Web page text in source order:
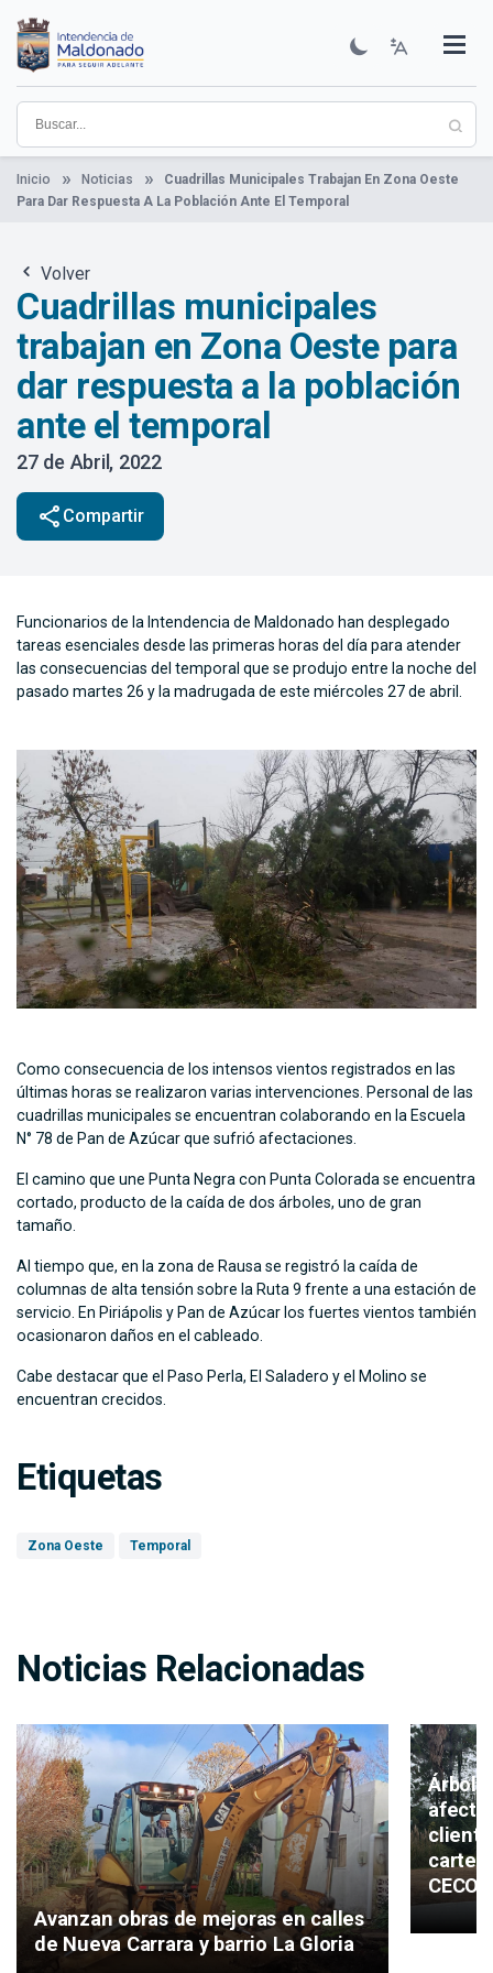
contenido
principal
Institucional
Municipios
Descubre Maldonado
Comunicación
Servicios
Guía De Trámites
Ver Noticias
Inicio Noticias
Cuadrillas Municipales Trabajan En Zona Oeste
Para Dar Respuesta A La Población Ante El Temporal
Volver
Cuadrillas municipales
trabajan en Zona Oeste para
dar respuesta a la población
ante el temporal
27 de Abril, 2022
share Compartir
Funcionarios de la Intendencia de Maldonado han desplegado
tareas esenciales desde las primeras horas del día para atender
las consecuencias del temporal que se produjo entre la noche del
pasado martes 26 y la madrugada de este miércoles 27 de abril.
Como consecuencia de los intensos vientos registrados en las
últimas horas se realizaron varias intervenciones. Personal de las
cuadrillas municipales se encuentran colaborando en la Escuela
N° 78 de Pan de Azúcar que sufrió afectaciones.
El camino que une Punta Negracon Punta Colorada se encuentra
cortado, producto de la caída de dos árboles, uno de gran
tamaño.
Al tiempo que, en la zona de Rausa se registró lacaídade
columnas de alta tensión sobre la Ruta 9 frente a una estación de
servicio. En Piriápolis y Pan de Azúcar los fuertes vientos también
ocasionaron daños en el cableado.
Cabe destacar que el Paso Perla, El Saladero y el Molino se
encuentran crecidos.
Etiquetas
Zona Oeste Temporal
Noticias Relacionadas
Avanzan obras de mejoras en calles
de Nueva Carrara y barrio La Gloria